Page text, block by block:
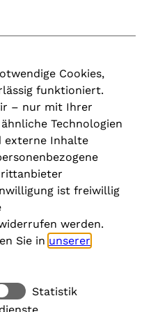
Cookies,
funktioniert.
– nur mit Ihrer
Technologien
externe Inhalte
ist freiwillig
werden.
Sie in unserer
Statistik